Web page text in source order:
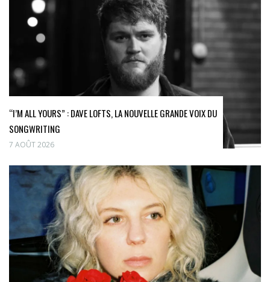
“I’M ALL YOURS” : DAVE LOFTS, LA NOUVELLE GRANDE VOIX DU
SONGWRITING
7 AOÛT 2026